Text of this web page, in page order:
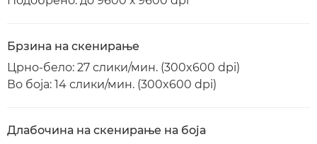
Брзина на скенирање
Црно-бело: 27 слики/мин. (300x600 dpi)
Во боја: 14 слики/мин. (300x600 dpi)
Длабочина на скенирање на боја